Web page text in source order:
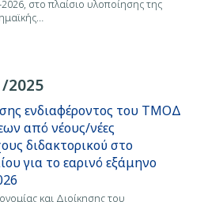
στo πλαίσιο υλοποίησης της
2025
ενδιαφέροντος του ΤΜΟΔ
από νέους/νέες
διδακτορικού στο
για το εαρινό εξάμηνο
και Διοίκησης του